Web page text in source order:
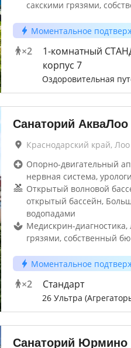
сакскими грязями,
Моментальное
×2
1-комнатный
корпус 7
Оздоровительная
Санаторий АкваЛоо
Краснодарский край, Лоо
Опорно-двигательный
нервная система,
Открытый волновой
открытый бассейн,
водопадами
Медискрин-
грязями, собственный
Моментальное
×2 Стандарт
26 Ультра
Санаторий Юрмино